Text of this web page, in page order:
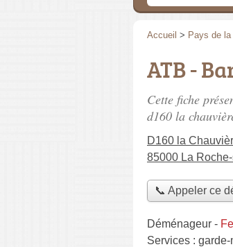
Accueil > Pays de la
ATB -
Cette fiche
d160 la
D160 la
85000 La
📞 Appeler ce
Déménageur -
Services : garde-